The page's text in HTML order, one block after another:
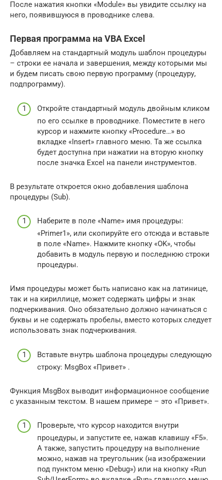
После нажатия кнопки «Module» вы увидите ссылку на
него, появившуюся в проводнике слева.
Первая программа на VBA Excel
Добавляем на стандартный модуль шаблон процедуры
– строки ее начала и завершения, между которыми мы
и будем писать свою первую программу (процедуру,
подпрограмму).
Откройте стандартный модуль двойным кликом
по его ссылке в проводнике. Поместите в него
курсор и нажмите кнопку «Procedure…» во
вкладке «Insert» главного меню. Та же ссылка
будет доступна при нажатии на вторую кнопку
после значка Excel на панели инструментов.
В результате откроется окно добавления шаблона
процедуры (Sub).
Наберите в поле «Name» имя процедуры:
«Primer1», или скопируйте его отсюда и вставьте
в поле «Name». Нажмите кнопку «OK», чтобы
добавить в модуль первую и последнюю строки
процедуры.
Имя процедуры может быть написано как на латинице,
так и на кириллице, может содержать цифры и знак
подчеркивания. Оно обязательно должно начинаться с
буквы и не содержать пробелы, вместо которых следует
использовать знак подчеркивания.
Вставьте внутрь шаблона процедуры следующую
строку: MsgBox «Привет» .
Функция MsgBox выводит информационное сообщение
с указанным текстом. В нашем примере – это «Привет».
Проверьте, что курсор находится внутри
процедуры, и запустите ее, нажав клавишу «F5».
А также, запустить процедуру на выполнение
можно, нажав на треугольник (на изображении
под пунктом меню «Debug») или на кнопку «Run